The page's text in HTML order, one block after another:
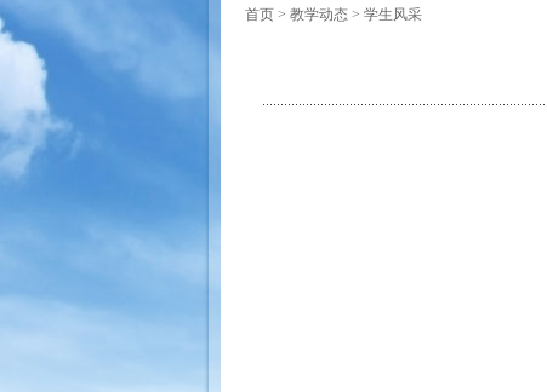
首页 > 教学动态 > 学生风采